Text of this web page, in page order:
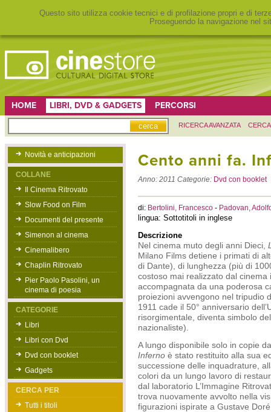
Questo sito utilizza cookie tecnici e di profilazione propri e di
Proseguendo la navigazione nel
HOME LIBRI, DVD & GADGETS PERCORSI
RICERCA AVANZATA
Novità e anticipazioni
COLLANE
Il Cinema Ritrovato
Slow Food on Film
Documenti del presente
Simenon al cinema
Cinemalibero
Chaplin Ritrovato
Pier Paolo Pasolini, un
cinema di poesia
CATEGORIE
Libri
Libri con Dvd
Dvd con booklet
Gadgets
CERCA PER
Tutti i titoli
Cento anni fa.
Anno:2011 Categorie: Dvd con booklet
di: Bertolini, Francesco - Padovan,
lingua: Sottotitoli in inglese
Descrizione
Nel cinema muto degli anni Dieci,
Milano Films detiene i primati di
di Dante), di lunghezza (più di
costoso mai realizzato dal
accompagnata da una poderosa
proiezioni avvengono nel tripudio
1911 cade il 50° anniversario
risorgimentale, diventa simbolo
nazionaliste).
A lungo disponibile solo in copie
Infernoè stato restituito alla sua
successione delle inquadrature,
colori da un lungo lavoro di
dal laboratorio L’Immagine
trova nuovamente avvolto nella
figurazioni ispirate a Gustave